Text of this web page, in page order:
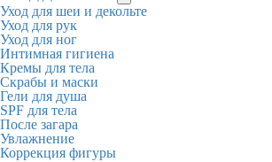
Уход для шеи и декольте
Уход для рук
Уход для ног
Интимная гигиена
Кремы для тела
Скрабы и маски
Гели для душа
SPF для тела
После загара
Увлажнение
Коррекция фигуры